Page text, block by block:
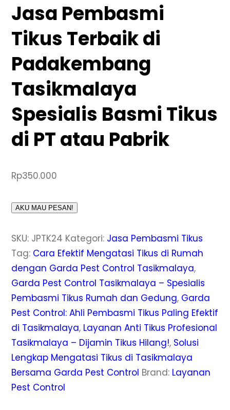
Jasa Pembasmi
Tikus Terbaik di
Padakembang
Tasikmalaya
Spesialis Basmi Tikus
di PT atau Pabrik
Rp350.000
AKU MAU PESAN!
SKU: JPTK24 Kategori: Jasa Pembasmi Tikus
Tag: Cara Efektif Mengatasi Tikus di Rumah
dengan Garda Pest Control Tasikmalaya,
Garda Pest Control Tasikmalaya – Spesialis
Pembasmi Tikus Rumah dan Gedung, Garda
Pest Control: Ahli Pembasmi Tikus Paling Efektif
di Tasikmalaya, Layanan Anti Tikus Profesional
Tasikmalaya – Dijamin Tikus Hilang!, Solusi
Lengkap Mengatasi Tikus di Tasikmalaya
Bersama Garda Pest Control Brand: Layanan
Pest Control